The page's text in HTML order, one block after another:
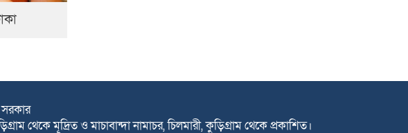
থেকে মূদ্রিত ও মাচাবান্দা নামাচর, চিলমারী, কুড়িগ্রাম থেকে প্রকাশিত।